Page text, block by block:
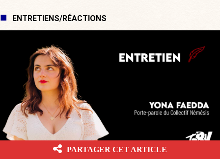
ENTRETIENS/RÉACTIONS
PARTAGER CET ARTICLE